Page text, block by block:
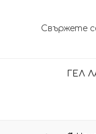
Свържете
ГЕЛ